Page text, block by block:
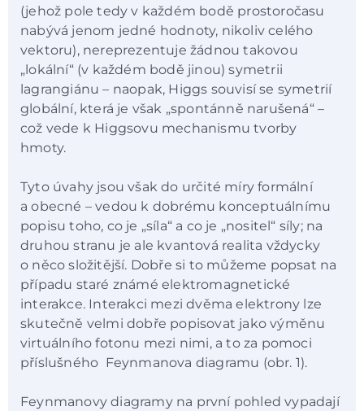
(jehož pole tedy v každém bodě prostoročasu
nabývá jenom jedné hodnoty, nikoliv celého
vektoru), nereprezentuje žádnou takovou
„lokální“ (v každém bodě jinou) symetrii
lagrangiánu – naopak, Higgs souvisí se symetrií
globální, která je však „spontánně narušená“ –
což vede k Higgsovu mechanismu tvorby
hmoty.
Tyto úvahy jsou však do určité míry formální
a obecné – vedou k dobrému konceptuálnímu
popisu toho, co je „síla“ a co je „nositel“ síly; na
druhou stranu je ale kvantová realita vždycky
o něco složitější. Dobře si to můžeme popsat na
případu staré známé elektromagnetické
interakce. Interakci mezi dvěma elektrony lze
skutečně velmi dobře popisovat jako výměnu
virtuálního fotonu mezi nimi, a to za pomoci
příslušného Feynmanova diagramu (obr. 1).
Feynmanovy diagramy na první pohled vypadají